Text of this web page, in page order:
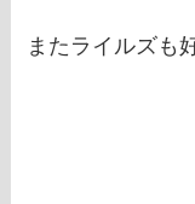
またライルズも